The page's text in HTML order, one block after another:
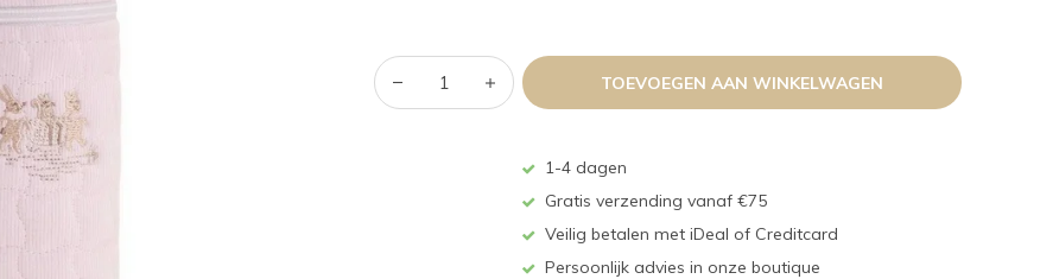
TOEVOEGEN AAN WINKELWAGEN
1-4 dagen
Gratis verzending vanaf €75
Veilig betalen met iDeal of Creditcard
Persoonlijk advies in onze boutique